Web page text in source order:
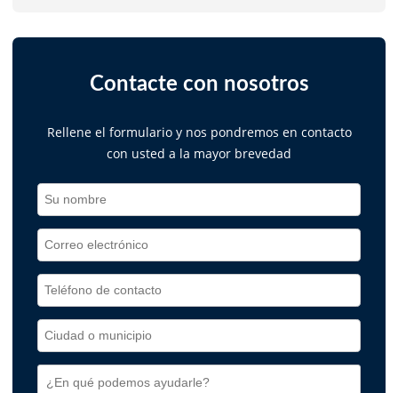
Contacte con nosotros
Rellene el formulario y nos pondremos en contacto
con usted a la mayor brevedad